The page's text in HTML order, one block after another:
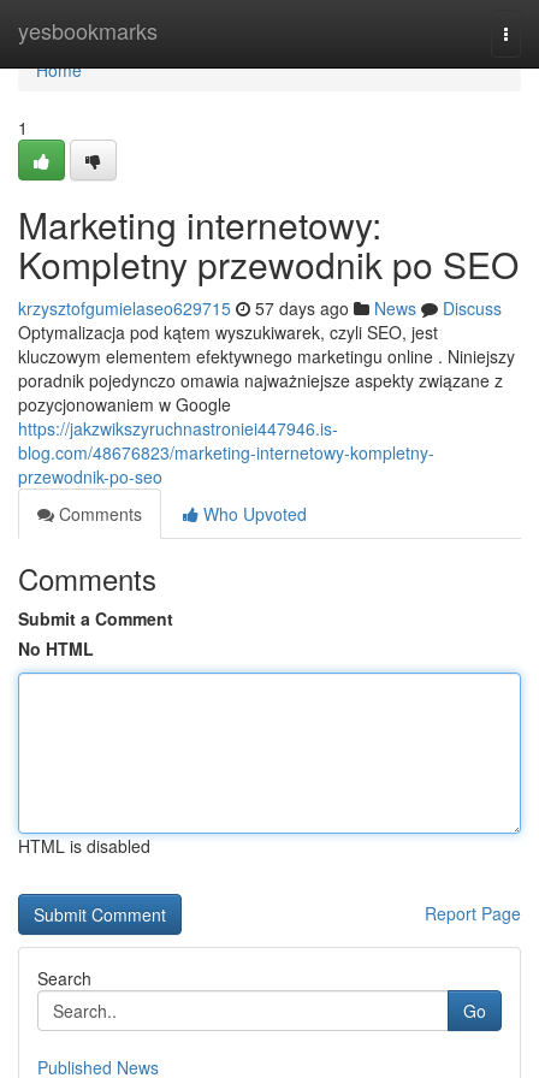
yesbookmarks
Home
Home
1
Marketing internetowy:
Kompletny przewodnik po SEO
krzysztofgumielaseo629715 57 days ago News
Discuss
Optymalizacja pod kątem wyszukiwarek, czyli SEO, jest
kluczowym elementem efektywnego marketingu online . Niniejszy
poradnik pojedynczo omawia najważniejsze aspekty związane z
pozycjonowaniem w Google
https://jakzwikszyruchnastroniei447946.is-
blog.com/48676823/marketing-internetowy-kompletny-
przewodnik-po-seo
Comments
Who Upvoted
Comments
Submit a Comment
No HTML
HTML is disabled
Report Page
Search
Go
Published News